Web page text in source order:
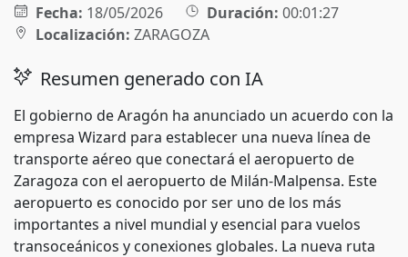
Fecha: 18/05/2026 Duración: 00:01:27
Localización: ZARAGOZA
Resumen generado con IA
El gobierno de Aragón ha anunciado un acuerdo con la
empresa Wizard para establecer una nueva línea de
transporte aéreo que conectará el aeropuerto de
Zaragoza con el aeropuerto de Milán-Malpensa. Este
aeropuerto es conocido por ser uno de los más
importantes a nivel mundial y esencial para vuelos
transoceánicos y conexiones globales. La nueva ruta